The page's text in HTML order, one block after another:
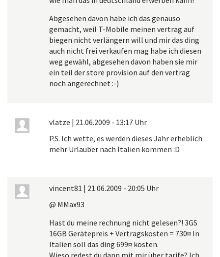
Abgesehen davon habe ich das genauso
gemacht, weil T-Mobile meinen vertrag auf
biegen nicht verlängern will und mir das ding
auch nicht frei verkaufen mag habe ich diesen
weg gewähl, abgesehen davon haben sie mir
ein teil der store provision auf den vertrag
noch angerechnet :-)
vlatze | 21.06.2009 - 13:17 Uhr
P.S. Ich wette, es werden dieses Jahr erheblich
mehr Urlauber nach Italien kommen :D
vincent81 | 21.06.2009 - 20:05 Uhr
@ MMax93
Hast du meine rechnung nicht gelesen?! 3GS
16GB Gerätepreis + Vertragskosten = 730¤ In
Italien soll das ding 699¤ kosten.
Wieso redest du dann mit mir über tarife? Ich